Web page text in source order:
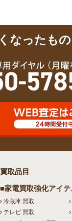
なったも
買取品目
■家電買取強化アイテ
冷蔵庫 買取
テレビ 買取